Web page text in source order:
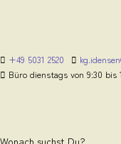
+49 5031 2520
Büro dienstags von 9:30
Wonach suchst Du?